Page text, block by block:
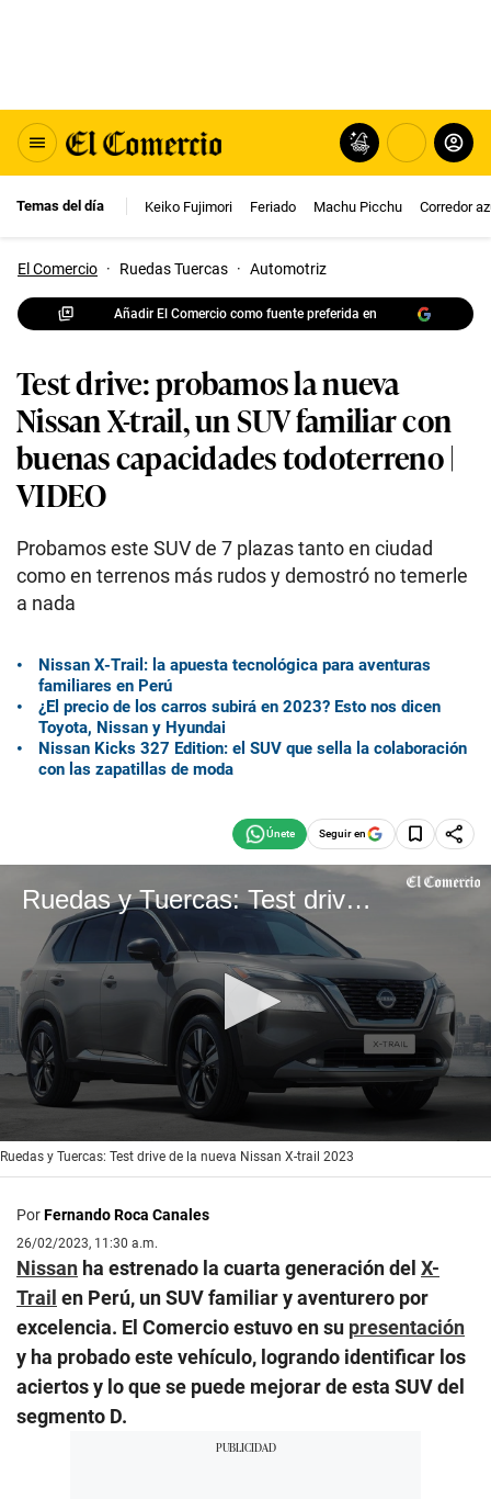
Temas del día Keiko Fujimori Feriado Machu Picchu Corredor
El Comercio · Ruedas Tuercas · Automotriz
Añadir El Comercio como fuente preferida en
Test drive: probamos la nueva
Nissan X-trail, un SUV familiar con
buenas capacidades todoterreno |
VIDEO
Probamos este SUV de 7 plazas tanto en ciudad
como en terrenos más rudos y demostró no temerle
a nada
Nissan X-Trail: la apuesta tecnológica para aventuras
familiares en Perú
¿El precio de los carros subirá en 2023? Esto nos dicen
Toyota, Nissan y Hyundai
Nissan Kicks 327 Edition: el SUV que sella la colaboración
con las zapatillas de moda
Seguir en
Ruedas y Tuercas: Test drive de la nueva Nissan X-trail 2023
0
seconds
of
minute,
17
seconds
Ruedas y Tuercas: Test drive de la nueva Nissan X-trail 2023
PorFernando Roca Canales
26/02/2023, 11:30 a.m.
Nissan ha estrenado la cuarta generación del X-
Trail en Perú, un SUV familiar y aventurero por
excelencia. El Comercio estuvo en su presentación
y ha probado este vehículo, logrando identificar los
aciertos y lo que se puede mejorar de esta SUV del
segmento D.